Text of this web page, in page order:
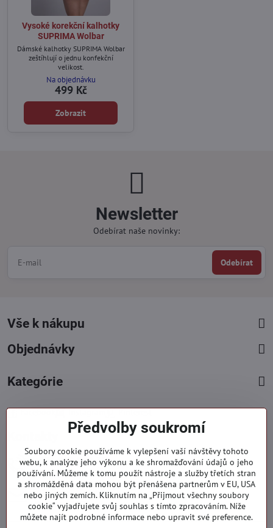
Vysoké korekční kalhotky
SUPRIMA Wolbar
Dámské kalhotky SUPRIMA Wolbar
zeštíhlují o jednu konfekční
velikost.
Na objednávku
499 Kč
Zobrazit
Newsletter
Odebírat naše novinky:
Odebírat
Vše k nákupu
Objednávky
Kategórie
+421 919 060 751
Pondělí - Pátek : 09:00 - 15:00 hod.
info​@everlady​.eu
Non stop ( 24/7 )
Předvolby soukromí
Soubory cookie používáme k vylepšení vaší návštěvy tohoto
webu, k analýze jeho výkonu a ke shromažďování údajů o jeho
používání. Můžeme k tomu použít nástroje a služby třetích stran
a shromážděná data mohou být přenášena partnerům v EU, USA
nebo jiných zemích. Kliknutím na „Přijmout všechny soubory
cookie“ vyjadřujete svůj souhlas s tímto zpracováním. Níže
můžete najít podrobné informace nebo upravit své preference.